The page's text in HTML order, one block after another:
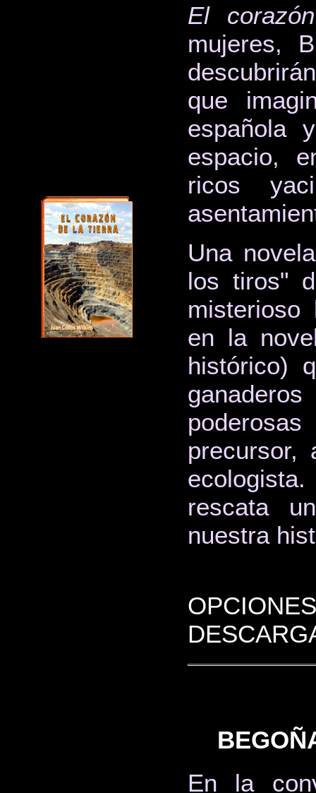
El
mujeres,
que
española
espacio,
ricos
Una
los tiros"
misterioso
en la
histórico)
precursor,
rescata
nuestra
En la